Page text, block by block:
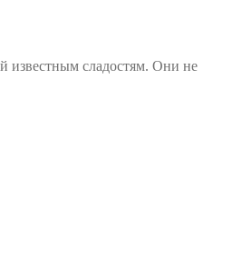
известным сладостям. Они не